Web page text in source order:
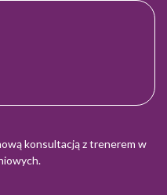
konsultacją z trenerem w